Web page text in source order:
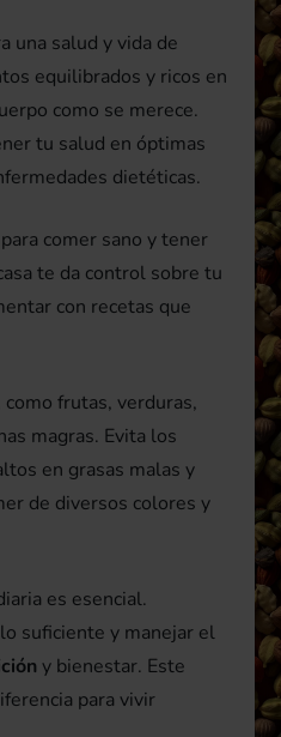
una salud y vida de
equilibrados y ricos en
como se merece.
tu salud en óptimas
dietéticas.
comer sano y tener
te da control sobre tu
con recetas que
frutas, verduras,
magras. Evita los
en grasas malas y
de diversos colores y
es esencial.
suficiente y manejar el
y bienestar. Este
para vivir